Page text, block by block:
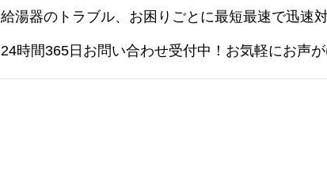
給湯器のトラブル、お困りごとに最短最速で迅速
24時間365日お問い合わせ受付中！お気軽にお声が